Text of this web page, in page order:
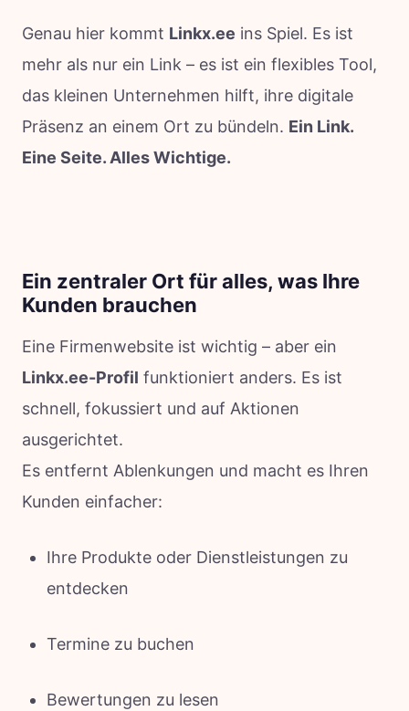
Genau hier kommt Linkx.ee ins Spiel. Es ist
mehr als nur ein Link – es ist ein flexibles Tool,
das kleinen Unternehmen hilft, ihre digitale
Präsenz an einem Ort zu bündeln. Ein Link.
Eine Seite. Alles Wichtige.
Ein zentraler Ort für alles, was Ihre
Kunden brauchen
Eine Firmenwebsite ist wichtig – aber ein
Linkx.ee-Profil funktioniert anders. Es ist
schnell, fokussiert und auf Aktionen
ausgerichtet.
Es entfernt Ablenkungen und macht es Ihren
Kunden einfacher:
Ihre Produkte oder Dienstleistungen zu
entdecken
Termine zu buchen
Bewertungen zu lesen